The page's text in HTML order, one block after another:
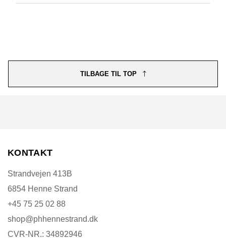
TILBAGE TIL TOP
KONTAKT
Strandvejen 413B
6854 Henne Strand
+45 75 25 02 88
shop@phhennestrand.dk
CVR-NR.: 34892946